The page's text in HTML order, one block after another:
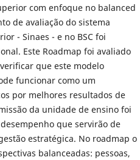
com enfoque no balanced
de avaliação do sistema
- Sinaes - e no BSC foi
Este Roadmap foi avaliado
que este modelo
funcionar como um
por melhores resultados de
da unidade de ensino foi
que servirão de
estratégica. No roadmap o
balanceadas: pessoas,